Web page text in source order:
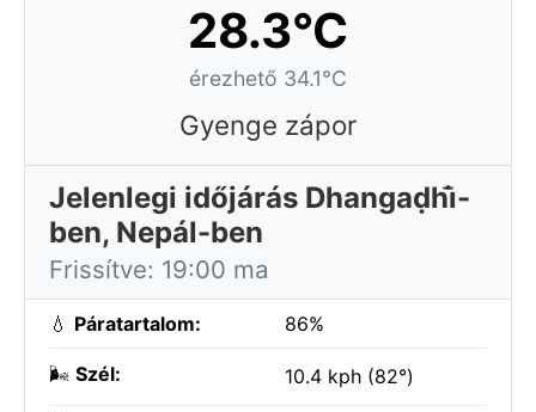
28.3°C
érezhető 34.1°C
Gyenge zápor
Jelenlegi időjárás Dhangaḍhi̇̄-
ben, Nepál-ben
Frissítve: 19:00 ma
💧 Páratartalom: 86%
🌬️ Szél: 10.4 kph (82°)